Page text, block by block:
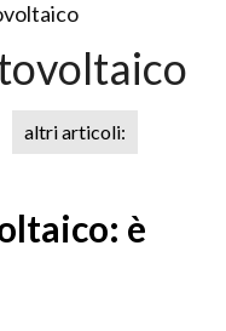
altri articoli:
è